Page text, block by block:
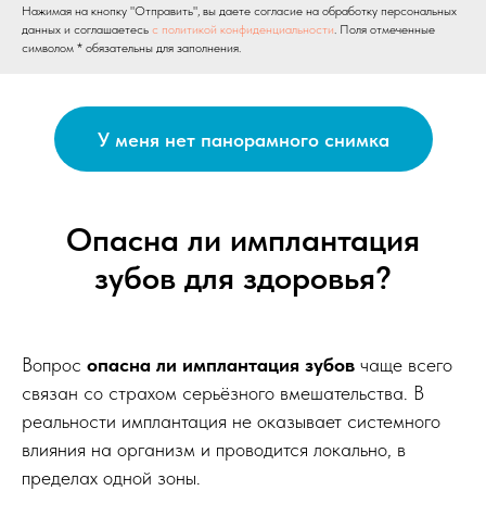
Нажимая на кнопку "Отправить", вы даете согласие на обработку персональных
данных и соглашаетесь c политикой конфиденциальности. Поля отмеченные
символом * обязательны для заполнения.
У меня нет панорамного снимка
Опасна ли имплантация
зубов для здоровья?
Вопрос опасна ли имплантация зубов чаще всего
связан со страхом серьёзного вмешательства. В
реальности имплантация не оказывает системного
влияния на организм и проводится локально, в
пределах одной зоны.